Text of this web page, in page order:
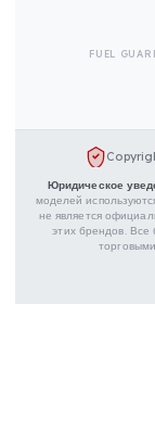
ГРУППЫ
ОТРАСЛИ, С